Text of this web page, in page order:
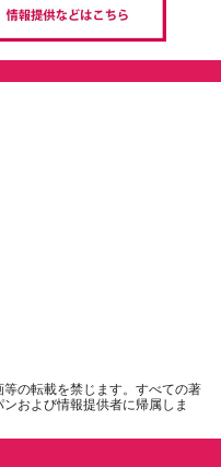
の転載を禁じます。すべての著
および情報提供者に帰属しま